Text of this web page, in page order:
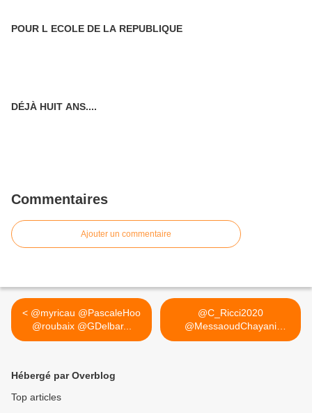
POUR L ECOLE DE LA REPUBLIQUE
DÉJÀ HUIT ANS....
Commentaires
Ajouter un commentaire
< @myricau @PascaleHoo
@roubaix @GDelbar...
@C_Ricci2020
@MessaoudChayani
@MarjorieDuponch Ne... >
Hébergé par Overblog
Top articles